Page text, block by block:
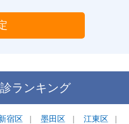
ランキング
宿区 墨田区
江東区